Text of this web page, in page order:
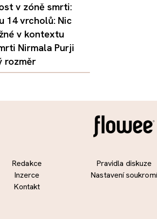
v zóně smrti:
14 vrcholů: Nic
v kontextu
Nirmala Purji
rozměr
Redakce
Inzerce
Kontakt
Pravidla diskuze
Nastavení soukromí